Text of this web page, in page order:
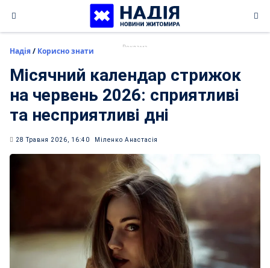
content
Надія/ Корисно знати
Місячний календар стрижок
на червень 2026: сприятливі
та несприятливі дні
28 Травня 2026, 16:40 Міленко Анастасія